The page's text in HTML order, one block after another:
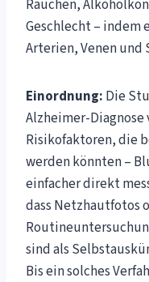
Rauchen,
Geschlecht – indem
Arterien, Venen und
Einordnung: Die
Alzheimer-
Risikofaktoren, die
werden könnten –
einfacher direkt
dass Netzhautfotos
sind als
Bis ein solches